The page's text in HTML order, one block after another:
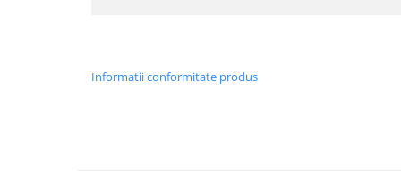
Informatii conformitate produs